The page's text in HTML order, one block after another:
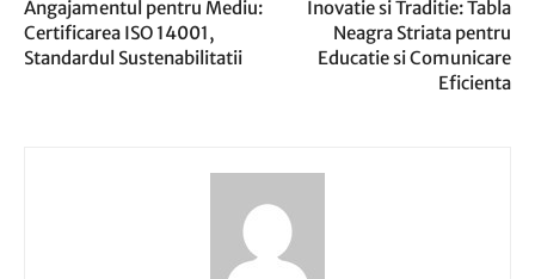
Angajamentul pentru Mediu:
Certificarea ISO 14001,
Standardul Sustenabilitatii
Inovatie si Traditie: Tabla
Neagra Striata pentru
Educatie si Comunicare
Eficienta